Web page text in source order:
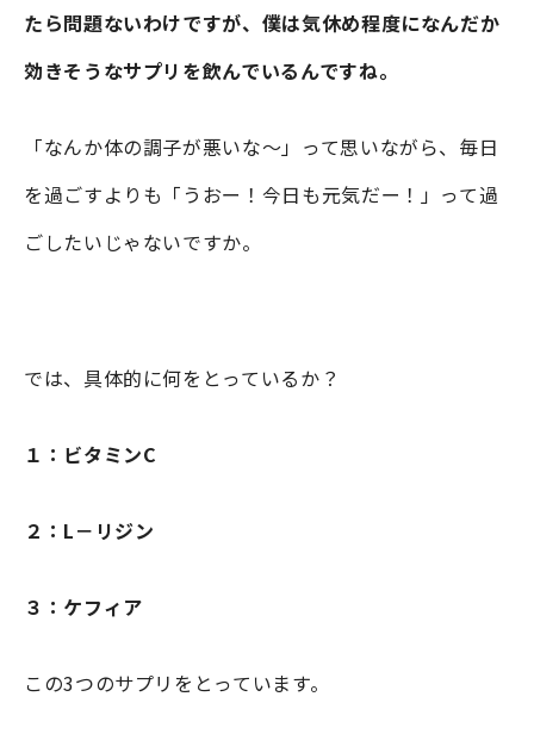
たら問題ないわけですが、僕は気休め程度になんだか
効きそうなサプリを飲んでいるんですね。
「なんか体の調子が悪いな～」って思いながら、毎日
を過ごすよりも「うおー！今日も元気だー！」って過
ごしたいじゃないですか。
では、具体的に何をとっているか？
１：ビタミンC
２：L－リジン
３：ケフィア
この3つのサプリをとっています。